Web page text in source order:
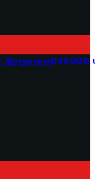
549,000
ขาวหายาก